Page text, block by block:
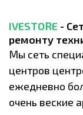
IVESTORE -
ремонту
Мы сеть
центров
ежедневно
очень веские